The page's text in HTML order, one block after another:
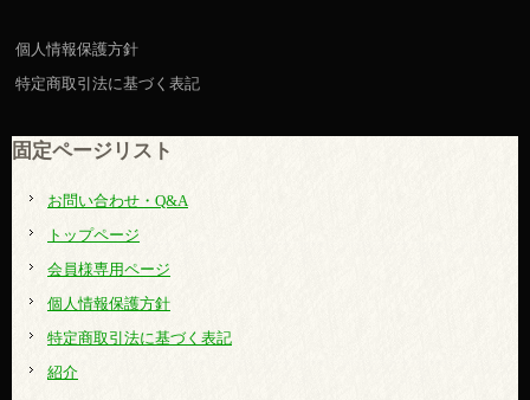
個人情報保護方針
特定商取引法に基づく表記
固定ページリスト
お問い合わせ・Q&A
トップページ
会員様専用ページ
個人情報保護方針
特定商取引法に基づく表記
紹介